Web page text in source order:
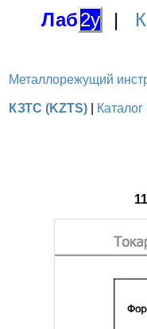
Лаб2у |
Металлорежущий
КЗТС (KZTS)